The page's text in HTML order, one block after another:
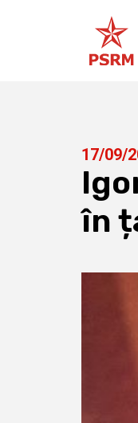
17/09/
în